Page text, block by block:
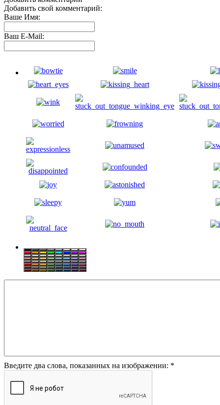
Добавить свой комментарий:
Ваше Имя:
Ваш E-Mail:
Введите два слова, показанных на изображении: *